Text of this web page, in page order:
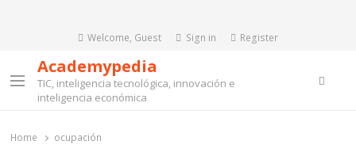
Welcome, Guest Sign in Register
Menu
Academypedia
TIC, inteligencia tecnológica, innovación e
inteligencia económica
Home ocupación